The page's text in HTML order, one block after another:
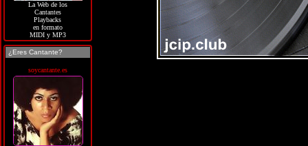
La Web de los
Cantantes
Playbacks
en formato
MIDI y MP3
¿Eres Cantante?
soycantante.es